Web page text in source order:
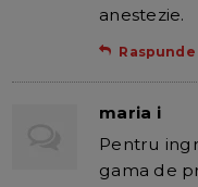
anestezie.
maria i
Pentru
gama de